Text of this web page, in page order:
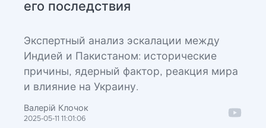
его последствия
Экспертный анализ эскалации между
Индией и Пакистаном: исторические
причины, ядерный фактор, реакция мира
и влияние на Украину.
Валерій Клочок
2025-05-11 11:01:06